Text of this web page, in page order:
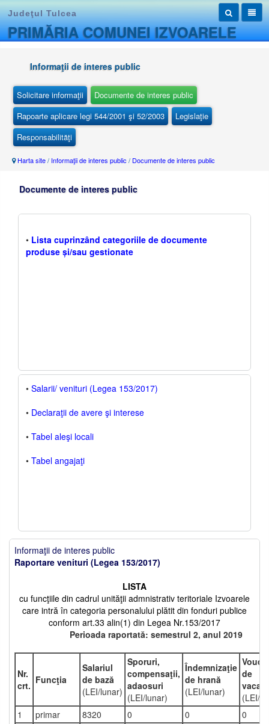
Judeţul Tulcea
PRIMĂRIA COMUNEI IZVOARELE
Informaţii de interes public
Solicitare informaţii
Documente de interes public
Rapoarte aplicare legi 544/2001 şi 52/2003
Legislaţie
Responsabilităţi
Harta site/ Informaţii de interes public / Documente de interes public
Documente de interes public
• Lista cuprinzând categoriile de documente
produse și/sau gestionate
• Salarii/ venituri (Legea 153/2017)
• Declaraţii de avere şi interese
• Tabel aleşi locali
• Tabel angajaţi
Informaţii de interes public
Raportare venituri (Legea 153/2017)
LISTA
cu funcţiile din cadrul unităţii admnistrativ teritoriale Izvoarele
care intră în categoria personalului plătit din fonduri publice
conform art.33 alin(1) din Legea Nr.153/2017
Perioada raportată: semestrul 2, anul 2019
Nr.
crt. Funcţia
Salariul
de bază
(LEI/lunar)
Sporuri,
compensaţii,
adaosuri
(LEI/lunar)
Îndemnizaţie
de hrană
(LEI/lunar)
de
(LEI/
1
primar 8320 0 0
0